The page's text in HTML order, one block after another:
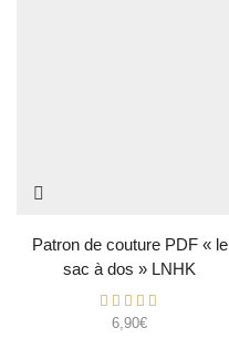
Patron de couture PDF « le
sac à dos » LNHK
6,90€